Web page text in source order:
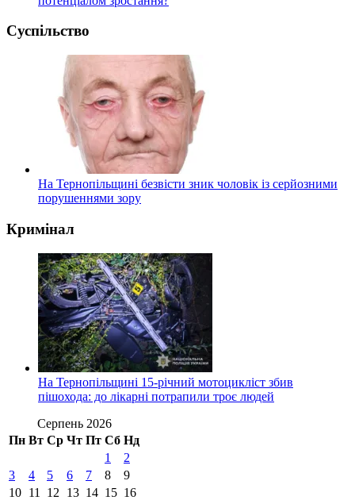
Суспільство
На Тернопільщині безвісти зник чоловік із серйозними
порушеннями зору
Кримінал
На Тернопільщині 15-річний мотоцикліст збив
пішохода: до лікарні потрапили троє людей
Серпень 2026
Пн Вт Ср Чт Пт Сб Нд
1
2
3
4 5 6 7 8
9
10 11 12 13 14 15 16